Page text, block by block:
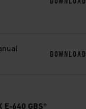
DOWNLOAD
E-640 GBS®